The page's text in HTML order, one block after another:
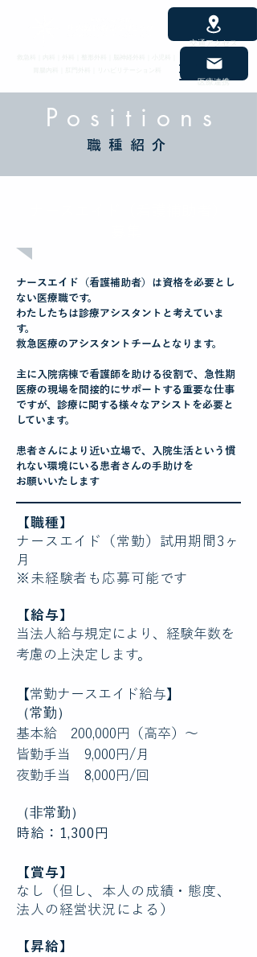
医療連携
Positions
​職種紹介
ナースエイド（看護補助者）は資格を必要とし
ない医療職です。
わたしたちは診療アシスタントと考えていま
す。
救急医療のアシスタントチームとなります。
主に入院病棟で看護師を助ける役割で、急性期
医療の現場を間接的にサポートする重要な仕事
ですが、診療に関する様々なアシストを必要と
しています。
​患者さんにより近い立場で、入院生活という慣
れない環境にいる患者さんの手助けを
お願いいたします
【職種】
ナースエイド（常勤）試用期間3ヶ
月
※未経験者も応募可能です
【給与】
当法人給与規定により、経験年数を
考慮の上決定します。
【常勤ナースエイド給与】
（常勤）
基本給 200,000円（高卒）〜
皆勤手当 9,000円/月
夜勤手当 8,000円/回
（非常勤）
時給：1,300円
【賞与】
なし（但し、本人の成績・態度、
法人の経営状況による）
【昇給】